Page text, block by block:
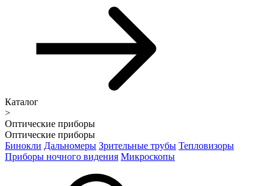
Каталог
>
Оптические приборы
Оптические приборы
Бинокли Дальномеры Зрительные трубы Тепловизоры
Приборы ночного видения Микроскопы